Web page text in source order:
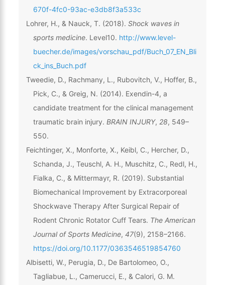
670f-4fc0-93ac-e3db8f3a533c
Lohrer, H., & Nauck, T. (2018). Shock waves in
sports medicine. Level10. http://www.level-
buecher.de/images/vorschau_pdf/Buch_07_EN_Bli
ck_ins_Buch.pdf
Tweedie, D., Rachmany, L., Rubovitch, V., Hoffer, B.,
Pick, C., & Greig, N. (2014). Exendin-4, a
candidate treatment for the clinical management
traumatic brain injury. BRAIN INJURY, 28, 549–
550.
Feichtinger, X., Monforte, X., Keibl, C., Hercher, D.,
Schanda, J., Teuschl, A. H., Muschitz, C., Redl, H.,
Fialka, C., & Mittermayr, R. (2019). Substantial
Biomechanical Improvement by Extracorporeal
Shockwave Therapy After Surgical Repair of
Rodent Chronic Rotator Cuff Tears. The American
Journal of Sports Medicine, 47(9), 2158–2166.
https://doi.org/10.1177/0363546519854760
Albisetti, W., Perugia, D., De Bartolomeo, O.,
Tagliabue, L., Camerucci, E., & Calori, G. M.